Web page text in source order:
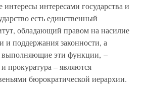
интересы интересами государства и
есть единственный
обладающий правом на насилие
и поддержания законности, а
выполняющие эти функции, –
прокуратура – являются
бюрократической иерархии.